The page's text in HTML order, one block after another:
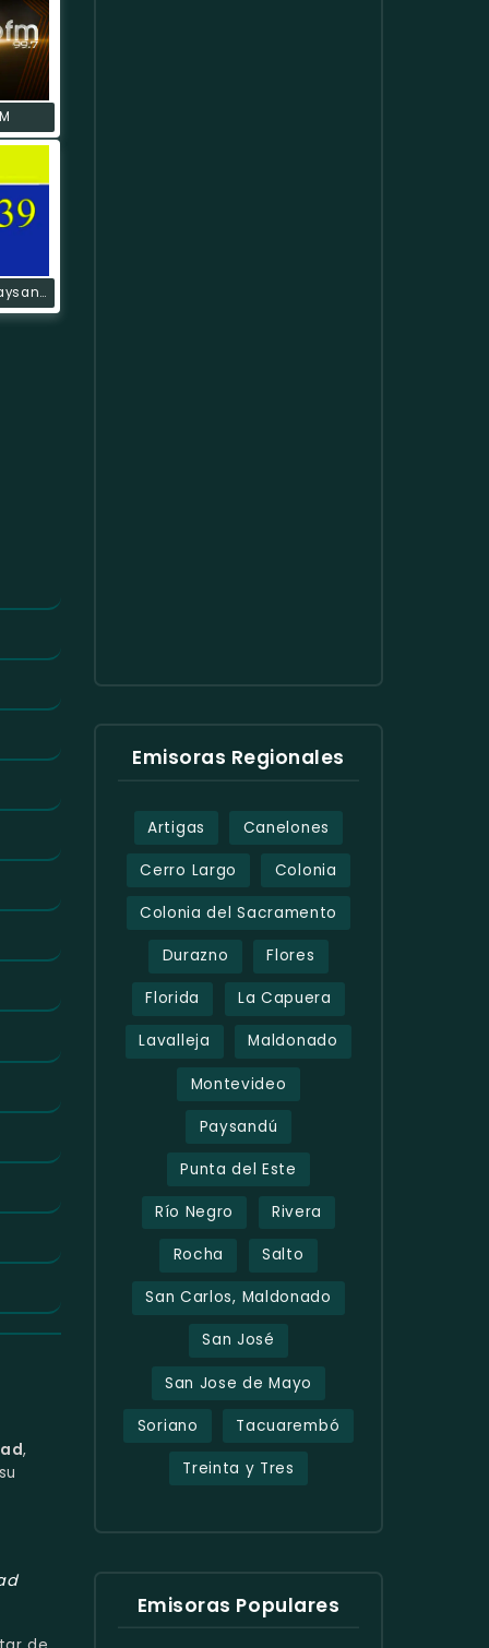
La Voz De Paysandú
,
Emisoras Regionales
Artigas Canelones
Cerro Largo Colonia
Colonia del Sacramento
Durazno Flores
Florida La Capuera
Lavalleja Maldonado
Montevideo
Paysandú
Punta del Este
Río Negro Rivera
Rocha Salto
San Carlos, Maldonado
San José
San Jose de Mayo
Soriano Tacuarembó
Treinta y Tres
Emisoras Populares